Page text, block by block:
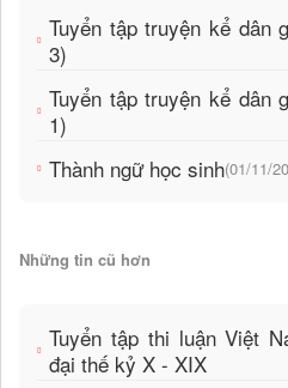
Tuyển tập truyện kể dân
3)
Tuyển tập truyện kể dân
1)
Thành ngữ học sinh(01/11/
Những tin cũ hơn
Tuyển tập thi luận Việt
đại thế kỷ X - XIX